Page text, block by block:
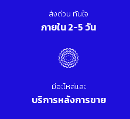
ส่งด่วน ทันใจ
ภายใน 2-5 วัน
มีอะไหล่และ
บริการหลังการขาย